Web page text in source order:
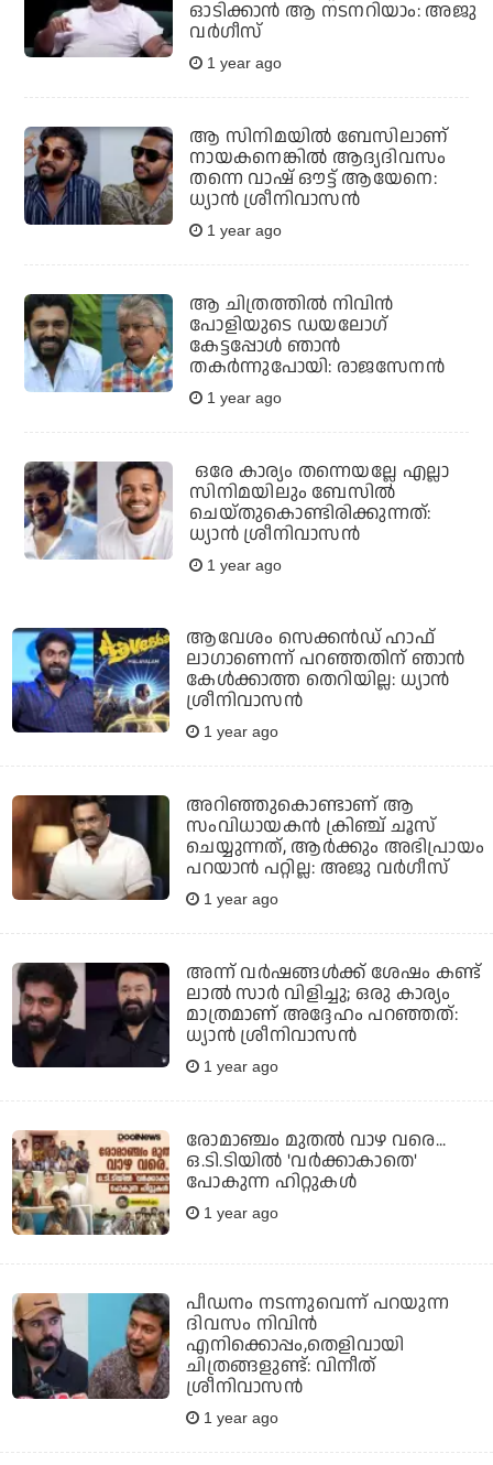
ഓടിക്കാന്‍ ആ നടനറിയാം: അജു
വര്‍ഗീസ്
1 year ago
ആ സിനിമയില്‍ ബേസിലാണ്
നായകനെങ്കില്‍ ആദ്യദിവസം
തന്നെ വാഷ് ഔട്ട് ആയേനെ:
ധ്യാന്‍ ശ്രീനിവാസന്‍
1 year ago
ആ ചിത്രത്തിൽ നിവിൻ
പോളിയുടെ ഡയലോഗ്
കേട്ടപ്പോൾ ഞാൻ
തകർന്നുപോയി: രാജസേനൻ
1 year ago
ഒരേ കാര്യം തന്നെയല്ലേ എല്ലാ
സിനിമയിലും ബേസില്‍
ചെയ്തുകൊണ്ടിരിക്കുന്നത്:
ധ്യാന്‍ ശ്രീനിവാസന്‍
1 year ago
ആവേശം സെക്കന്‍ഡ് ഹാഫ്
ലാഗാണെന്ന് പറഞ്ഞതിന് ഞാന്‍
കേള്‍ക്കാത്ത തെറിയില്ല: ധ്യാന്‍
ശ്രീനിവാസന്‍
1 year ago
അറിഞ്ഞുകൊണ്ടാണ് ആ
സംവിധായകൻ ക്രിഞ്ച് ചൂസ്
ചെയ്യുന്നത്, ആർക്കും അഭിപ്രായം
പറയാൻ പറ്റില്ല: അജു വർഗീസ്
1 year ago
അന്ന് വര്‍ഷങ്ങള്‍ക്ക് ശേഷം കണ്ട്
ലാല്‍ സാര്‍ വിളിച്ചു; ഒരു കാര്യം
മാത്രമാണ് അദ്ദേഹം പറഞ്ഞത്:
ധ്യാന്‍ ശ്രീനിവാസന്‍
1 year ago
രോമാഞ്ചം മുതല്‍ വാഴ വരെ...
ഒ.ടി.ടിയില്‍ 'വര്‍ക്കാകാതെ'
പോകുന്ന ഹിറ്റുകള്‍
1 year ago
പീഡനം നടന്നുവെന്ന് പറയുന്ന
ദിവസം നിവിൻ
എനിക്കൊപ്പം,തെളിവായി
ചിത്രങ്ങളുണ്ട്: വിനീത്
ശ്രീനിവാസൻ
1 year ago